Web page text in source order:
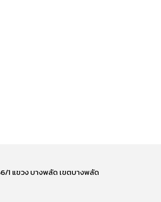
1 แขวง บางพลัด เขตบางพลัด